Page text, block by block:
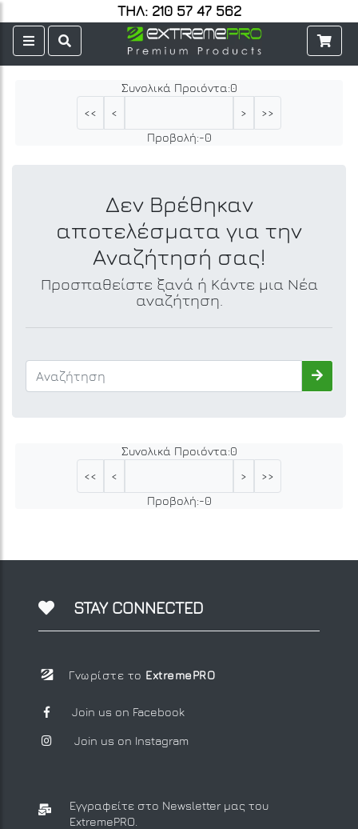
ΤΗΛ: 210 57 47 562
Συνολικά Προιόντα:0
<<
< >
>>
Προβολή:-0
Δεν Βρέθηκαν
αποτελέσματα για την
Αναζήτησή σας!
Προσπαθείστε ξανά ή Κάντε μια Νέα
αναζήτηση.
Συνολικά Προιόντα:0
<<
< >
>>
Προβολή:-0
STAY CONNECTED
Γνωρίστε το ExtremePRO
Join us on Facebook
Join us on Instagram
Εγγραφείτε στο Newsletter μας του
ExtremePRO.